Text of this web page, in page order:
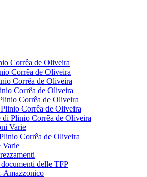
Corrêa de Oliveira
Corrêa de Oliveira
Corrêa de Oliveira
Corrêa de Oliveira
Corrêa de Oliveira
Corrêa de Oliveira
di Plinio Corrêa de Oliveira
Varie
Corrêa de Oliveira
Varie
delle TFP
Amazzonico